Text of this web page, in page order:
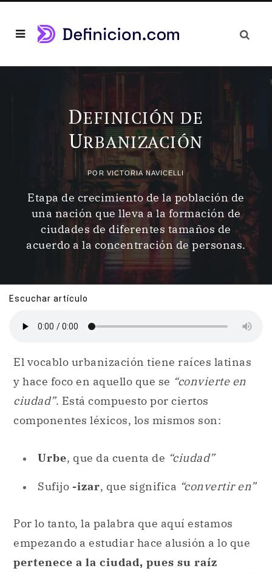
DEFINICIÓN DE
URBANIZACIÓN
POR VICTORIA NAVICELLI
Etapa de crecimiento de la población de
una nación que lleva a la formación de
ciudades de diferentes tamaños de
acuerdo a la concentración de personas.
Escuchar artículo
El vocablo urbanización tiene raíces latinas
y hace foco en aquello que se “convierte en
ciudad”. Está compuesto por ciertos
componentes léxicos, los mismos son:
Urbe, que da cuenta de “ciudad”
Sufijo -izar, que significa “convertir en”
Por lo tanto, la palabra que aquí estamos
empezando a estudiar hace alusión a lo que
pertenece a la ciudad, pues su raíz